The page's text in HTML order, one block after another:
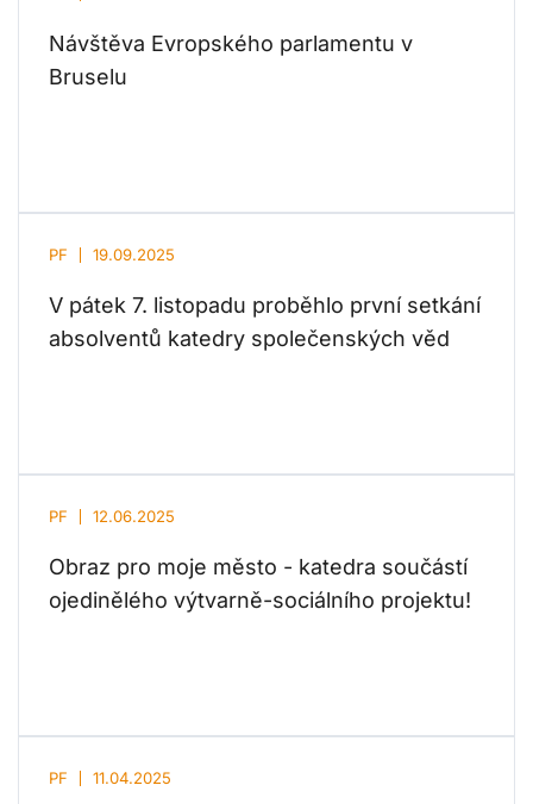
Návštěva Evropského parlamentu v
Bruselu
PF 19.09.2025
V pátek 7. listopadu proběhlo první setkání
absolventů katedry společenských věd
PF 12.06.2025
Obraz pro moje město - katedra součástí
ojedinělého výtvarně-sociálního projektu!
PF 11.04.2025